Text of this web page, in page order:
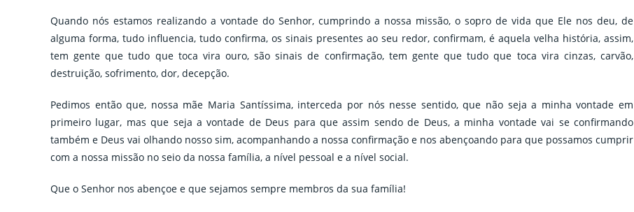
Quando nós estamos realizando a vontade do Senhor, cumprindo a nossa missão, o sopro de vida que Ele nos deu, de
alguma forma, tudo influencia, tudo confirma, os sinais presentes ao seu redor, confirmam, é aquela velha história, assim,
tem gente que tudo que toca vira ouro, são sinais de confirmação, tem gente que tudo que toca vira cinzas, carvão,
destruição, sofrimento, dor, decepção.
Pedimos então que, nossa mãe Maria Santíssima, interceda por nós nesse sentido, que não seja a minha vontade em
primeiro lugar, mas que seja a vontade de Deus para que assim sendo de Deus, a minha vontade vai se confirmando
também e Deus vai olhando nosso sim, acompanhando a nossa confirmação e nos abençoando para que possamos cumprir
com a nossa missão no seio da nossa família, a nível pessoal e a nível social.
Que o Senhor nos abençoe e que sejamos sempre membros da sua família!